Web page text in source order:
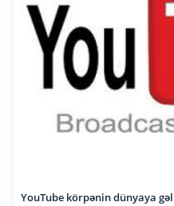
YouTube körpənin dünyaya